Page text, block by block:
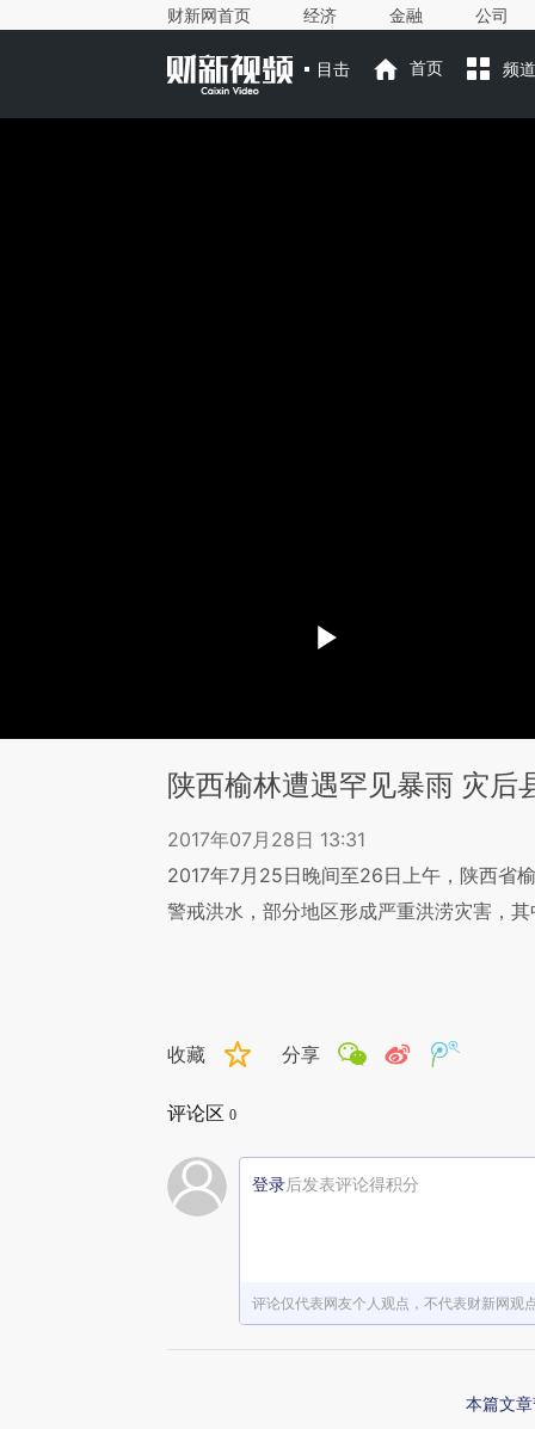
财新网首页 经济 金融 公司
目击 首页 频道
陕西榆林遭遇罕见暴雨 灾后
2017年07月28日 13:31
2017年7月25日晚间至26日上午，陕西省
警戒洪水，部分地区形成严重洪涝灾害，
收藏 分享
评论区 0
登录后发表评论得积分
评论仅代表网友个人观点，不代表财新网观
本篇文